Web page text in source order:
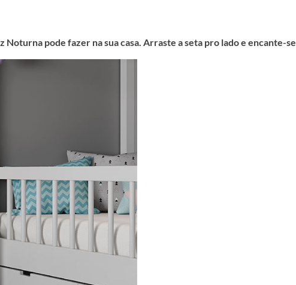
Noturna pode fazer na sua casa. Arraste a seta pro lado e encante-se